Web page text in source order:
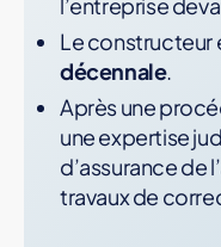
l’entreprise
Le constructeur
décennale.
Après une
une expertise
d’assurance de
travaux de